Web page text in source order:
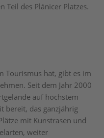
Teil des Plánicer Platzes.
Tourismus hat, gibt es im
Seit dem Jahr 2000
auf höchstem
bereit, das ganzjährig
mit Kunstrasen und
weiter